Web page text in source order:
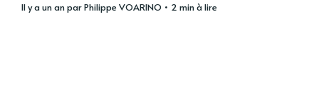
il y a un anparPhilippe VOARINO • 2 min à lire